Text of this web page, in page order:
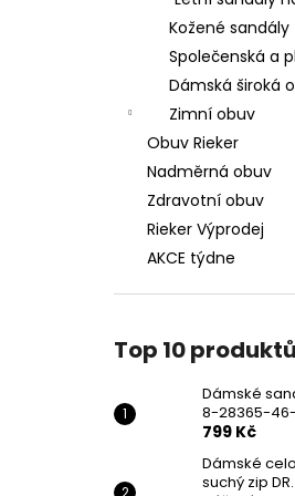
Kožené sandály
Společenská a
Dámská široká
Zimní obuv
Obuv Rieker
Nadměrná obuv
Zdravotní obuv
Rieker Výprodej
AKCE týdne
Top 10 produktů
Dámské
8-28365-
799 Kč
Dámské
suchý zip
DÁMSKÉ SANDÁLY
28365-46-304 HNĚDÉ
799 Kč
Původně: 1 699 Kč